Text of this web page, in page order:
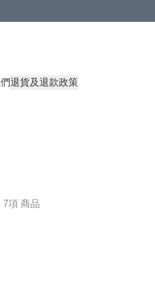
退貨及退款政策
7項 商品